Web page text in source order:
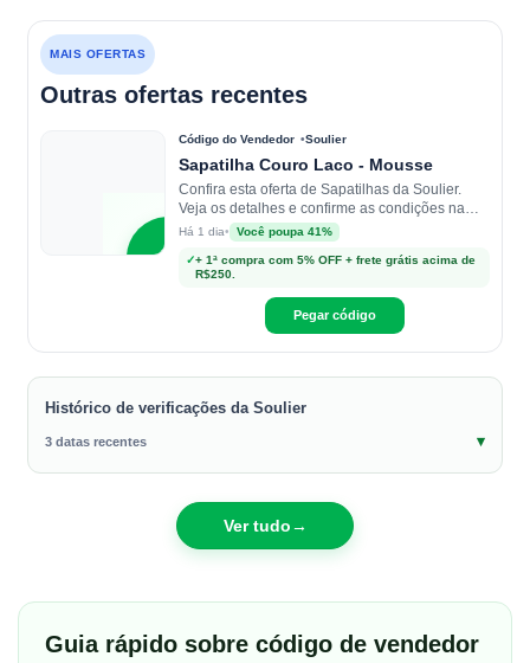
MAIS OFERTAS
Outras ofertas recentes
S
Código do Vendedor Soulier
Sapatilha Couro Laco - Mousse
Confira esta oferta de Sapatilhas da Soulier.
Veja os detalhes e confirme as condições na
loja.
Há 1 dia• Você poupa 41%
✓+ 1ª compra com 5% OFF + frete grátis acima de
R$250.
Pegar código
Histórico de verificações da Soulier
3 datas recentes
Ver tudo→
Guia rápido sobre código de vendedor